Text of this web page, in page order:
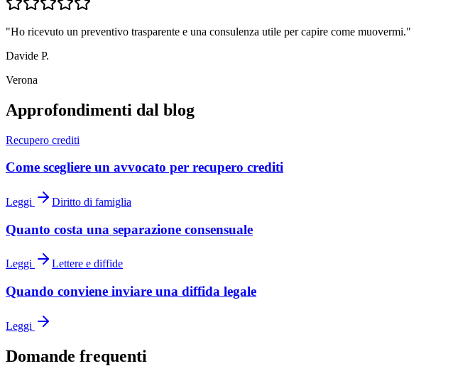
"Ho ricevuto un preventivo trasparente e una consulenza utile per capire come muovermi."
Davide P.
Verona
Approfondimenti dal blog
Recupero crediti
Come scegliere un avvocato per recupero crediti
Leggi Diritto di famiglia
Quanto costa una separazione consensuale
Leggi Lettere e diffide
Quando conviene inviare una diffida legale
Leggi
Domande frequenti